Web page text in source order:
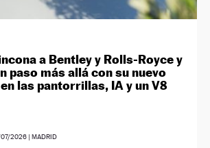
a Bentley y Rolls-Royce y
paso más allá con su nuevo
las pantorrillas, IA y un V8
2026| MADRID